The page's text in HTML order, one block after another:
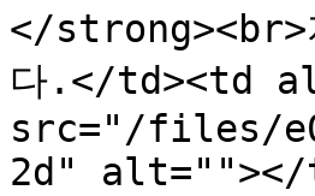
</strong><br>
다.</td><td
src="/files/
2d" alt=""></